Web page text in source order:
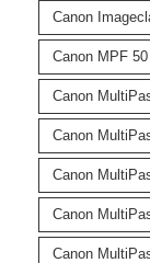
Canon
Canon MPF 50
Canon
Canon
Canon
Canon
Canon